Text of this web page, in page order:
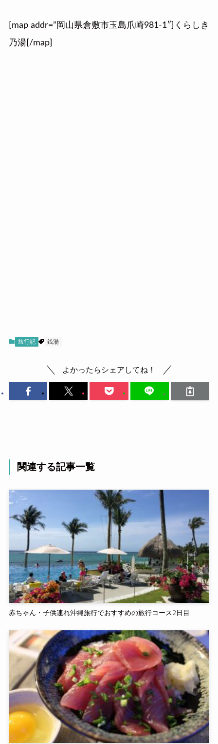
[map addr=”岡山県倉敷市玉島爪崎981-1″]くらしき
乃湯[/map]
旅行記 銭湯
よかったらシェアしてね！
関連する記事一覧
赤ちゃん・子供連れ沖縄旅行でおすすめの旅行コース2日目